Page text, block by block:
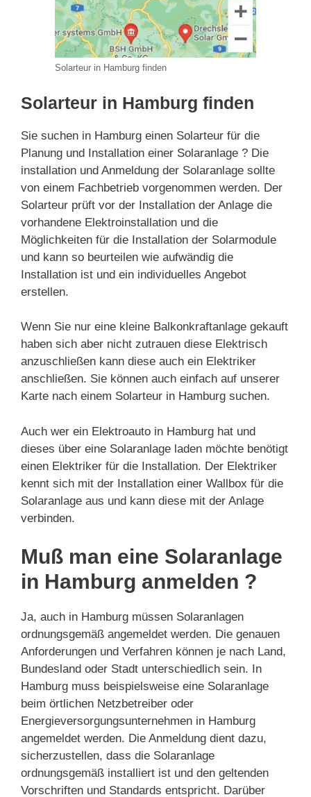
Solarteur in Hamburg finden
Solarteur in Hamburg finden
Sie suchen in Hamburg einen Solarteur für die
Planung und Installation einer Solaranlage ? Die
installation und Anmeldung der Solaranlage sollte
von einem Fachbetrieb vorgenommen werden. Der
Solarteur prüft vor der Installation der Anlage die
vorhandene Elektroinstallation und die
Möglichkeiten für die Installation der Solarmodule
und kann so beurteilen wie aufwändig die
Installation ist und ein individuelles Angebot
erstellen.
Wenn Sie nur eine kleine Balkonkraftanlage gekauft
haben sich aber nicht zutrauen diese Elektrisch
anzuschließen kann diese auch ein Elektriker
anschließen. Sie können auch einfach auf unserer
Karte nach einem Solarteur in Hamburg suchen.
Auch wer ein Elektroauto in Hamburg hat und
dieses über eine Solaranlage laden möchte benötigt
einen Elektriker für die Installation. Der Elektriker
kennt sich mit der Installation einer Wallbox für die
Solaranlage aus und kann diese mit der Anlage
verbinden.
Muß man eine Solaranlage
in Hamburg anmelden ?
Ja, auch in Hamburg müssen Solaranlagen
ordnungsgemäß angemeldet werden. Die genauen
Anforderungen und Verfahren können je nach Land,
Bundesland oder Stadt unterschiedlich sein. In
Hamburg muss beispielsweise eine Solaranlage
beim örtlichen Netzbetreiber oder
Energieversorgungsunternehmen in Hamburg
angemeldet werden. Die Anmeldung dient dazu,
sicherzustellen, dass die Solaranlage
ordnungsgemäß installiert ist und den geltenden
Vorschriften und Standards entspricht. Darüber